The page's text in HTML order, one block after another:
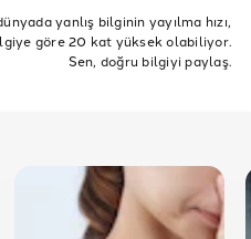
bayetav
siyasi farklılık olmalı mı?
yanlış bilginin yayılma hızı,
göre 20 kat yüksek olabiliyor.
Sen, doğru bilgiyi paylaş.